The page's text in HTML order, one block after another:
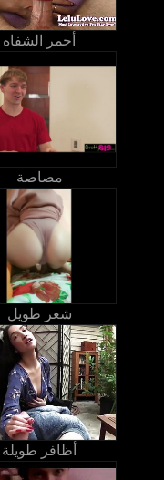
أحمر الشفاه
مصاصة
شعر طويل
أظافر طويلة